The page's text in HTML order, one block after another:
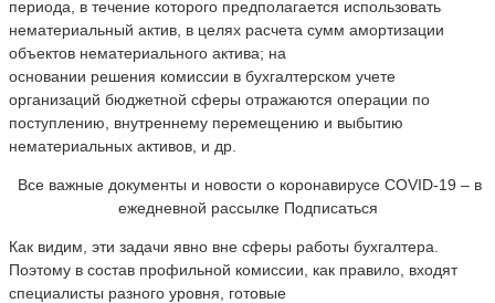
периода, в течение которого предполагается использовать
нематериальный актив, в целях расчета сумм амортизации
объектов нематериального актива; на
основании решения комиссии в бухгалтерском учете
организаций бюджетной сферы отражаются операции по
поступлению, внутреннему перемещению и выбытию
нематериальных активов, и др.
Все важные документы и новости о коронавирусе COVID-19 – в
ежедневной рассылке Подписаться
Как видим, эти задачи явно вне сферы работы бухгалтера.
Поэтому в состав профильной комиссии, как правило, входят
специалисты разного уровня, готовые